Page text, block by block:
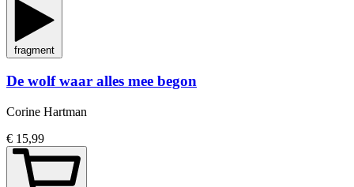
fragment
De wolf waar alles mee begon
Corine Hartman
€ 15,99